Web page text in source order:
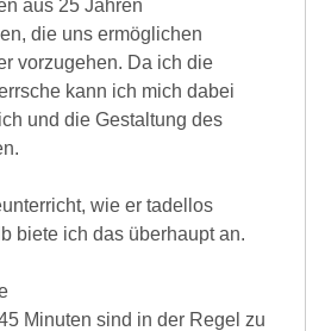
aus 25 Jahren
die uns ermöglichen
vorzugehen. Da ich die
kann ich mich dabei
und die Gestaltung des
wie er tadellos
biete ich das überhaupt an.
Minuten sind in der Regel zu